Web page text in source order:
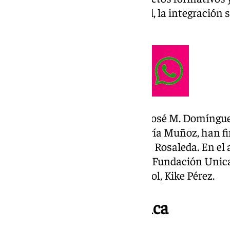
la educación en valores, la salud, la
El presidente de la Fundación, José M.
Málaga Club de Fútbol, José María Muñoz, han
colaboración en el estadio de La Rosaleda. En
presentes el director general de Fundación
general del Málaga Club de Fútbol, Kike Pérez.
Una conexión histórica